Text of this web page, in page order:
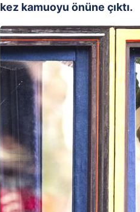
kez kamuoyu önüne çıktı.